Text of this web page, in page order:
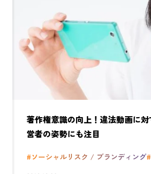
著作権意識の向上！違法動画に
営者の姿勢にも注目
#ソーシャルリスク / ブランディング